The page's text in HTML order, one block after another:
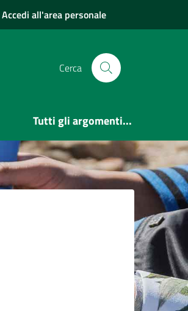
Accedi all'area personale
Cerca
Tutti gli argomenti...